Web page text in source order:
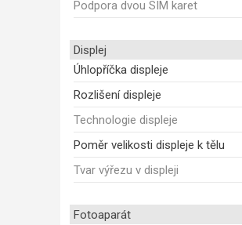
Podpora dvou SIM karet
Displej
Úhlopříčka displeje
Rozlišení displeje
Technologie displeje
Poměr velikosti displeje k tělu
Tvar výřezu v displeji
Fotoaparát